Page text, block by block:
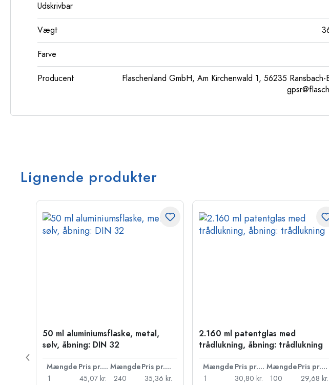
Udskrivbar
Vægt
Farve
Producent
Flaschenland GmbH, Am Kirchenwald 1, 56235 Ransbach-
Lignende produkter
50 ml aluminiumsflaske, metal,
sølv, åbning: DIN 32
Mængde Pris pr. stk. Mængde
Pris pr. stk.
1
45,07 kr.
240
35,36 kr.
2.160 ml patentglas med
trådlukning, åbning: trådlukning
Mængde Pris pr. stk. Mængde
Pris pr. stk.
1
30,80 kr.
100
29,68 kr.